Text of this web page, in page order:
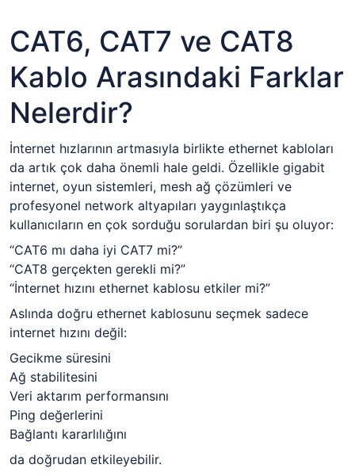
CAT6, CAT7 ve CAT8
Kablo Arasındaki Farklar
Nelerdir?
İnternet hızlarının artmasıyla birlikte ethernet kabloları
da artık çok daha önemli hale geldi. Özellikle gigabit
internet, oyun sistemleri, mesh ağ çözümleri ve
profesyonel network altyapıları yaygınlaştıkça
kullanıcıların en çok sorduğu sorulardan biri şu oluyor:
“CAT6 mı daha iyi CAT7 mi?”
“CAT8 gerçekten gerekli mi?”
“İnternet hızını ethernet kablosu etkiler mi?”
Aslında doğru ethernet kablosunu seçmek sadece
internet hızını değil:
Gecikme süresini
Ağ stabilitesini
Veri aktarım performansını
Ping değerlerini
Bağlantı kararlılığını
da doğrudan etkileyebilir.